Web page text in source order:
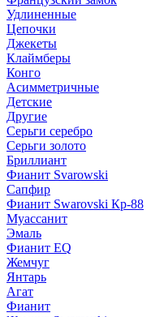
Удлиненные
Цепочки
Джекеты
Клаймберы
Конго
Асимметричные
Детские
Другие
Серьги серебро
Серьги золото
Бриллиант
Фианит Svarowski
Сапфир
Фианит Swarovski Кр-88
Муассанит
Эмаль
Фианит EQ
Жемчуг
Янтарь
Агат
Фианит